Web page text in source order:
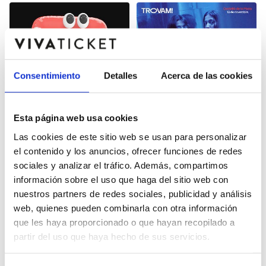
Consentimiento Detalles Acerca de las cookies
Esta página web usa cookies
Las cookies de este sitio web se usan para personalizar
el contenido y los anuncios, ofrecer funciones de redes
sociales y analizar el tráfico. Además, compartimos
información sobre el uso que haga del sitio web con
nuestros partners de redes sociales, publicidad y análisis
web, quienes pueden combinarla con otra información
que les haya proporcionado o que hayan recopilado a
partir del uso que haya hecho de sus servicios.
FIRA TROVAM -
CONCIERTO PEP GIMENO
BOTIFARRA
Auditorio y Palacio de
Congresos de Castellón
FIRA TROVAM -
CONCIERTO REPION
Congresos de Castellón